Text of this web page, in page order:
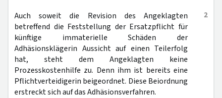
2
Auch soweit die Revision des Angeklagten
betreffend die Feststellung der Ersatzpflicht für
künftige immaterielle Schäden der
Adhäsionsklägerin Aussicht auf einen Teilerfolg
hat, steht dem Angeklagten keine
Prozesskostenhilfe zu. Denn ihm ist bereits eine
Pflichtverteidigerin beigeordnet. Diese Beiordnung
erstreckt sich auf das Adhäsionsverfahren.